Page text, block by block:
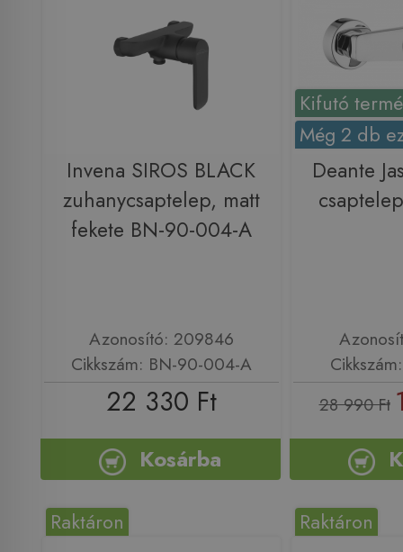
Invena SIROS BLACK
zuhanycsaptelep, matt
fekete BN-90-004-A
Azonosító: 209846
Cikkszám: BN-90-004-A
22 330 Ft
Kosárba
Kifutó
Még 2 db
Deante
28 990 Ft
Raktáron Raktáron